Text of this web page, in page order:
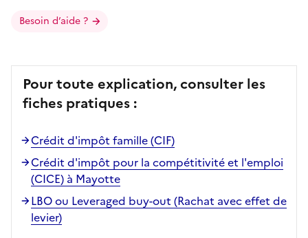
Besoin d’aide ?
Pour toute explication, consulter les
fiches pratiques :
Crédit d'impôt famille (CIF)
Crédit d'impôt pour la compétitivité et l'emploi
(CICE) à Mayotte
LBO ou Leveraged buy-out (Rachat avec effet de
levier)